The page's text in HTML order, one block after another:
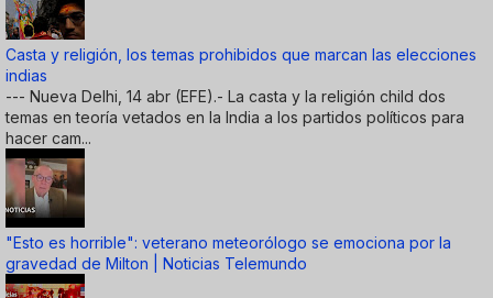
Casta y religión, los temas prohibidos que marcan las elecciones
indias
--- Nueva Delhi, 14 abr (EFE).- La casta y la religión child dos
temas en teoría vetados en la India a los partidos políticos para
hacer cam...
"Esto es horrible": veterano meteorólogo se emociona por la
gravedad de Milton | Noticias Telemundo